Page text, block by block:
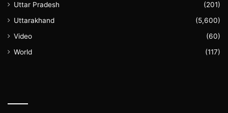
Uttar Pradesh
(201)
Uttarakhand
(5,600)
Video
(60)
World
(117)